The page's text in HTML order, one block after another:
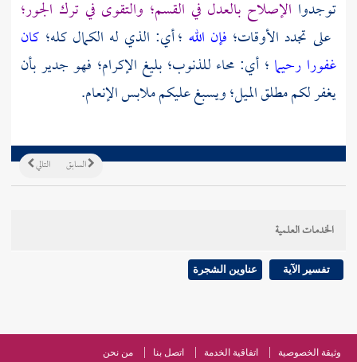
توجدوا الإصلاح بالعدل في القسم؛ والتقوى في ترك الجور؛
على تجدد الأوقات؛ فإن الله ؛ أي: الذي له الكمال كله؛ كان
غفورا رحيما ؛ أي: محاء للذنوب؛ بليغ الإكرام؛ فهو جدير بأن
يغفر لكم مطلق الميل؛ ويسبغ عليكم ملابس الإنعام.
التالي السابق
الخدمات العلمية
تفسير الآية عناوين الشجرة
وثيقة الخصوصية اتفاقية الخدمة اتصل بنا من نحن